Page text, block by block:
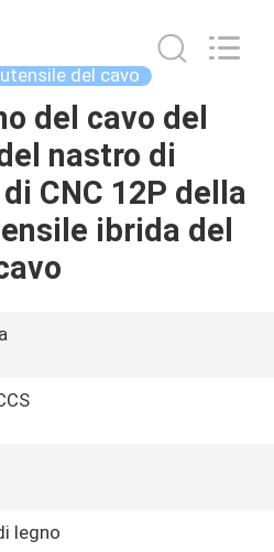
del cavo
del cavo del
nastro di
CNC 12P della
ibrida del
legno